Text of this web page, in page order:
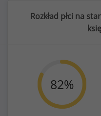
Rozkład płci na
82%